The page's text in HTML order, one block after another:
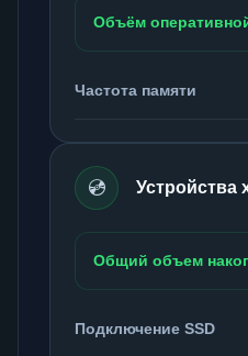
Объём
Частота памяти
💿 Устройства
Общий объем
Подключение SSD